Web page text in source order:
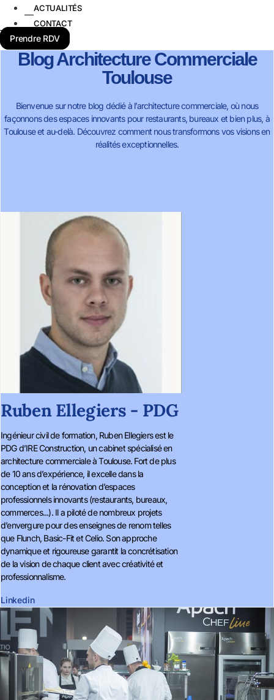
ACTUALITÉS
CONTACT
Prendre RDV
Blog Architecture Commerciale
Toulouse
Bienvenue sur notre blog dédié à l’architecture commerciale, où nous
façonnons des espaces innovants pour restaurants, bureaux et bien plus, à
Toulouse et au-delà. Découvrez comment nous transformons vos visions en
réalités exceptionnelles.
Ruben Ellegiers - PDG
Ingénieur civil de formation, Ruben Ellegiers est le
PDG d’IRE Construction, un cabinet spécialisé en
architecture commerciale à Toulouse. Fort de plus
de 10 ans d’expérience, il excelle dans la
conception et la rénovation d’espaces
professionnels innovants (restaurants, bureaux,
commerces...). Il a piloté de nombreux projets
d’envergure pour des enseignes de renom telles
que Flunch, Basic-Fit et Celio. Son approche
dynamique et rigoureuse garantit la concrétisation
de la vision de chaque client avec créativité et
professionnalisme.
Linkedin